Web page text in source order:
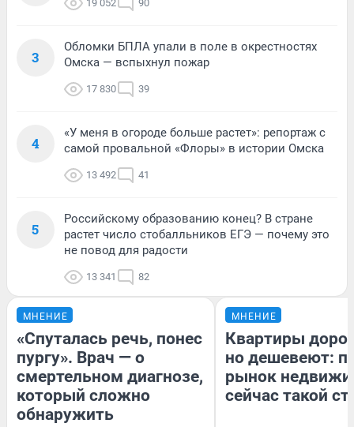
19 052 90
3
Обломки БПЛА упали в поле в окрестностях
Омска — вспыхнул пожар
17 830 39
4
«У меня в огороде больше растет»: репортаж с
самой провальной «Флоры» в истории Омска
13 492 41
5
Российскому образованию конец? В стране
растет число стобалльников ЕГЭ — почему это
не повод для радости
13 341 82
МНЕНИЕ
«Спуталась речь, понес
пургу». Врач — о
смертельном диагнозе,
который сложно
обнаружить
МНЕНИЕ
Квартиры
но дешевеют:
рынок
сейчас такой